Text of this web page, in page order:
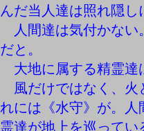
んだ当人達は照れ隠し
人間達は気付かない
だと。
大地に属する精霊達
風だけではなく、火
れには《水守》が。
霊達が地上を巡ってい